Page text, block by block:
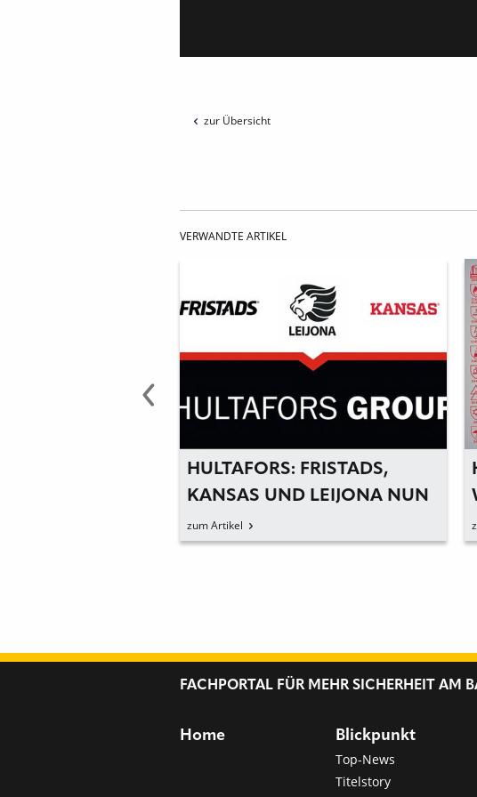
zur Übersicht
VERWANDTE ARTIKEL
HULTAFORS: FRISTADS,
KANSAS UND LEIJONA NUN
TEIL DER HULTAFORS
GROUP
zum Artikel
FACHPORTAL FÜR MEHR SICHERHEIT AM
Home Blickpunkt
Top-News
Titelstory